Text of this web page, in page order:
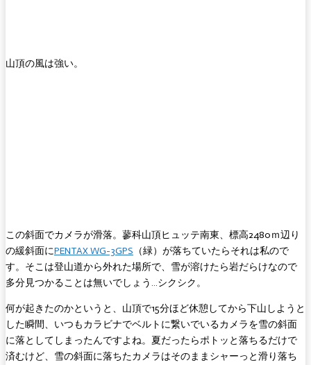
山頂の風は強い。
この斜面でカメラが滑落。蓼科山頂ヒュッテ南東、標高2480ｍ辺り
の緩斜面にPENTAX WG-3GPS （緑）が落ちていたらそれは私ので
す。そこは登山道から外れた場所で、雪が溶けたら岩だらけなので
多分見つかることは無いでしょう…シクシク。
何が起きたのかというと、山頂で15分ほど休憩してから下山しようと
した瞬間、いつもカラビナでベルトに繋いでいるカメラを雪の斜面
に落としてしまったんですよね。夏だったらポトッと落ちるだけで
済むけど、雪の斜面に落ちたカメラはそのままシャーっと滑り落ち